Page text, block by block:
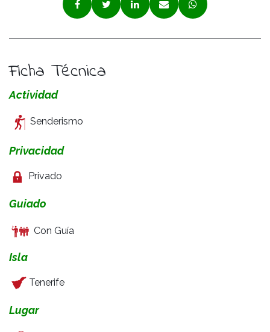
Ficha Técnica
Actividad
Senderismo
Privacidad
Privado
Guiado
Con Guía
Isla
Tenerife
Lugar